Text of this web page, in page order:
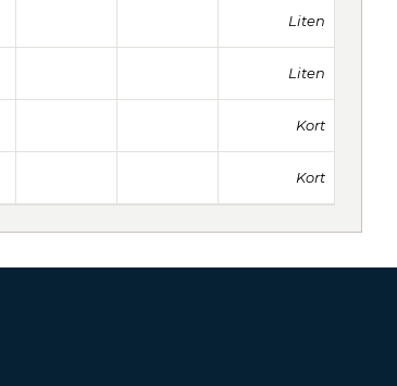
Liten
Liten
Kort
Kort